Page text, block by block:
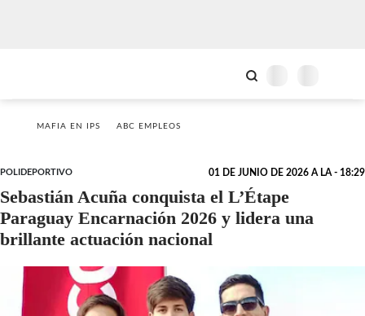
MAFIA EN IPS ABC EMPLEOS
POLIDEPORTIVO 01 DE JUNIO DE 2026 A LA - 18:29
Sebastián Acuña conquista el L’Étape
Paraguay Encarnación 2026 y lidera una
brillante actuación nacional